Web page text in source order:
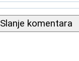
Slanje komentara